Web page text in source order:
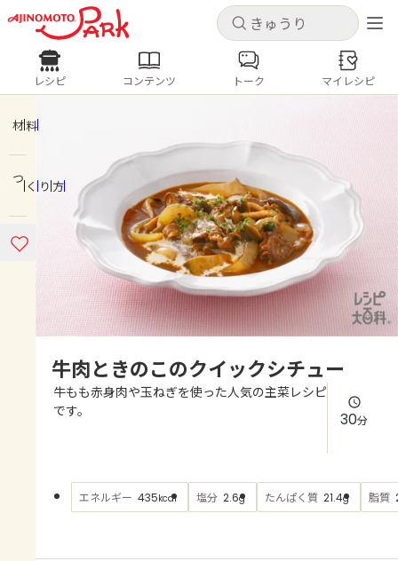
キャンセル
ログインするとレシピを保存できます
ホーム
コンテンツ
レシピ
よくあるお問い合わせ
AJINOMOTO PARK とは
キャンセル
レシピ コンテンツ
人気の食材・レシピ
きゅうり なす トマト
とうもろこし
ピーマン
みょうが ゴーヤ
レシピ コンテンツ トーク マイレシピ
材料
つくり方
牛肉ときのこのクイックシチュー
牛もも赤身肉や玉ねぎを使った人気の主菜レシピ
です。
30分
エネルギー 435kcal 塩分 2.6g たんぱく質 21.4g 脂質